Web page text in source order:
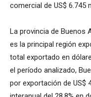
comercial de US$ 6.745
La provincia de Buenos
es la principal región
total exportado en
el período analizado,
por exportación de US$